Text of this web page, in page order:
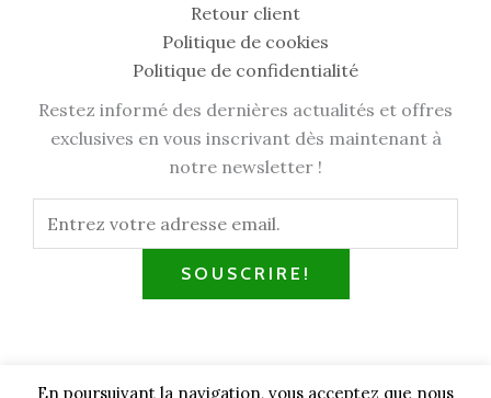
Retour client
Politique de cookies
Politique de confidentialité
Restez informé des dernières actualités et offres
exclusives en vous inscrivant dès maintenant à
notre newsletter !
SOUSCRIRE!
En poursuivant la navigation, vous acceptez que nous